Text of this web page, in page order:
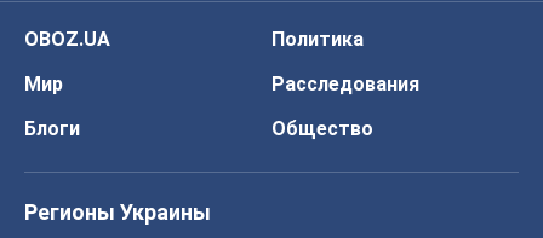
OBOZ.UA
Политика
Мир
Расследования
Блоги
Общество
Регионы Украины